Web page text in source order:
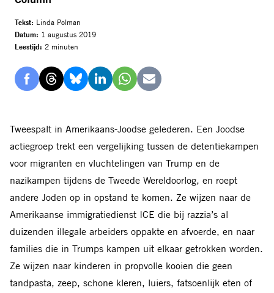
Tekst: Linda Polman
Datum: 1 augustus 2019
Leestijd: 2 minuten
Delen
Facebook
Delen
Threads
Delen
Bluesky
Delen
LinkedIn
Delen
Whatsapp
Delen
mail
Tweespalt in Amerikaans-Joodse gelederen. Een Joodse
actiegroep trekt een vergelijking tussen de detentiekampen
voor migranten en vluchtelingen van Trump en de
nazikampen tijdens de Tweede Wereldoorlog, en roept
andere Joden op in opstand te komen. Ze wijzen naar de
Amerikaanse immigratiedienst ICE die bij razzia’s al
duizenden illegale arbeiders oppakte en afvoerde, en naar
families die in Trumps kampen uit elkaar getrokken worden.
Ze wijzen naar kinderen in propvolle kooien die geen
tandpasta, zeep, schone kleren, luiers, fatsoenlijk eten of